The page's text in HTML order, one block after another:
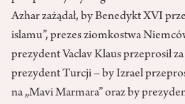
Azhar zażądał, by Benedykt XVI
islamu”, prezes ziomkostwa
prezydent Vaclav Klaus przeprosił
prezydent Turcji – by Izrael
na „Mavi Marmara” oraz by